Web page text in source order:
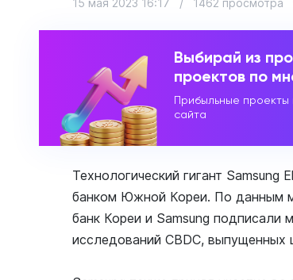
15 мая 2023 16:17 / 1462 просмотра
Выбирай из
проектов по
Прибыльные
сайта
Технологический гигант Samsung
банком Южной Кореи. По данным
банк Кореи и Samsung подписали
исследований CBDC, выпущенных